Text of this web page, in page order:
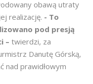
obawą utraty
realizację. - To
pod presją
– twierdzi, za
Danutę Górską,
nad prawidłowym